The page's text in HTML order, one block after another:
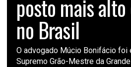
posto mais
no Brasil
O advogado Múcio Bonifácio
Supremo Grão-Mestre da